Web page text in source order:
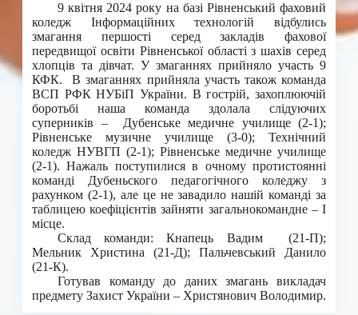
9 квітня 2024 року на базі Рівненський фаховий
коледж Інформаційних технологій відбулись
змагання першості серед закладів фахової
передвищої освіти Рівненської області з шахів серед
хлопців та дівчат. У змаганнях прийняло участь 9
КФК. В змаганнях прийняла участь також команда
ВСП РФК НУБіП України. В гострій, захоплюючій
боротьбі наша команда здолала слідуючих
суперників – Дубенське медичне училище (2-1);
Рівненське музичне училище (3-0); Технічний
коледж НУВГП (2-1); Рівненське медичне училище
(2-1). Нажаль поступилися в очному протистоянні
команді Дубеньского педагогічного коледжу з
рахунком (2-1), але це не завадило нашій команді за
таблицею коефіцієнтів зайняти загальнокомандне – I
місце.
Склад команди: Кнапець Вадим (21-П);
Мельник Христина (21-Д); Пальчевський Данило
(21-К).
Готував команду до даних змагань викладач
предмету Захист України – Христянович Володимир.